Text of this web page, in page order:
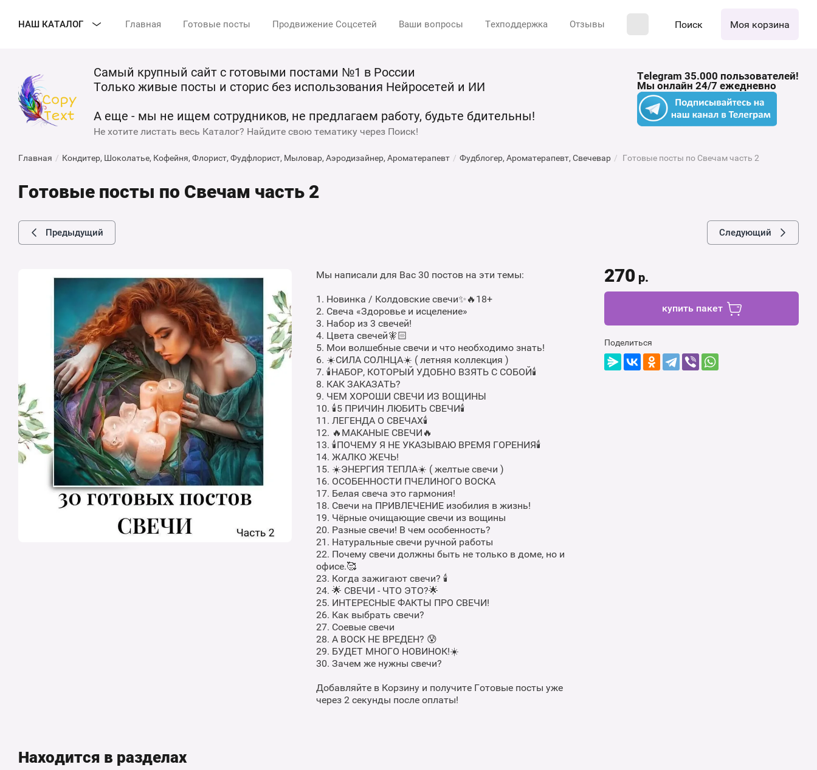
НАШ КАТАЛОГ Главная Готовые посты Продвижение Соцсетей Ваши вопросы Техподдержка Отзывы Поиск Моя корзина
Самый крупный сайт с готовыми постами №1 в России
Только живые посты и сторис без использования Нейросетей и ИИ
А еще - мы не ищем сотрудников, не предлагаем работу, будьте бдительны!
Не хотите листать весь Каталог? Найдите свою тематику через Поиск!
Telegram 35.000 пользователей!
Мы онлайн 24/7 ежедневно
Главная / Кондитер, Шоколатье, Кофейня, Флорист, Фудфлорист, Мыловар, Аэродизайнер, Ароматерапевт / Фудблогер, Ароматерапевт, Свечевар / Готовые посты по Свечам часть 2
Готовые посты по Свечам часть 2
Предыдущий Следующий
Мы написали для Вас 30 постов на эти темы:
1. Новинка / Колдовские свечи✨🔥18+
2. Свеча «Здоровье и исцеление»
3. Набор из 3 свечей!
4. Цвета свечей🧚🏻
5. Мои волшебные свечи и что необходимо знать!
6. ☀️СИЛА СОЛНЦА☀️ ( летняя коллекция )
7. 🕯НАБОР, КОТОРЫЙ УДОБНО ВЗЯТЬ С СОБОЙ🕯
8. КАК ЗАКАЗАТЬ?
9. ЧЕМ ХОРОШИ СВЕЧИ ИЗ ВОЩИНЫ
10. 🕯5 ПРИЧИН ЛЮБИТЬ СВЕЧИ🕯
11. ЛЕГЕНДА О СВЕЧАХ🕯
12. 🔥МАКАНЫЕ СВЕЧИ🔥
13. 🕯ПОЧЕМУ Я НЕ УКАЗЫВАЮ ВРЕМЯ ГОРЕНИЯ🕯
14. ЖАЛКО ЖЕЧЬ!
15. ☀️ЭНЕРГИЯ ТЕПЛА☀️ ( желтые свечи )
16. ОСОБЕННОСТИ ПЧЕЛИНОГО ВОСКА
17. Белая свеча это гармония!
18. Свечи на ПРИВЛЕЧЕНИЕ изобилия в жизнь!
19. Чёрные очищающие свечи из вощины
20. Разные свечи! В чем особенность?
21. Натуральные свечи ручной работы
22. Почему свечи должны быть не только в доме, но и
офисе.🥰
23. Когда зажигают свечи? 🕯
24. 🌟 СВЕЧИ - ЧТО ЭТО?🌟
25. ИНТЕРЕСНЫЕ ФАКТЫ ПРО СВЕЧИ!
26. Как выбрать свечи?
27. Соевые свечи⠀
28. А ВОСК НЕ ВРЕДЕН? 😰
29. БУДЕТ МНОГО НОВИНОК!☀️
30. Зачем же нужны свечи?
Добавляйте в Корзину и получите Готовые посты уже
через 2 секунды после оплаты!
270 р.
купить пакет
Поделиться
Находится в разделах